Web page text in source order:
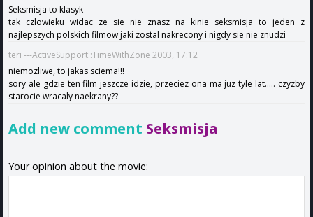
Seksmisja to klasyk
tak czlowieku widac ze sie nie znasz na kinie seksmisja to jeden z
najlepszych polskich filmow jaki zostal nakrecony i nigdy sie nie znudzi
teri ---ActiveSupport::TimeWithZone 2003, 17:12
niemozliwe, to jakas sciema!!!
sory ale gdzie ten film jeszcze idzie, przeciez ona ma juz tyle lat..... czyzby
starocie wracaly naekrany??
Add new comment Seksmisja
Your opinion about the movie: